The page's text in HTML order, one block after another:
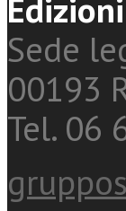
Sede
00193
Tel. 06